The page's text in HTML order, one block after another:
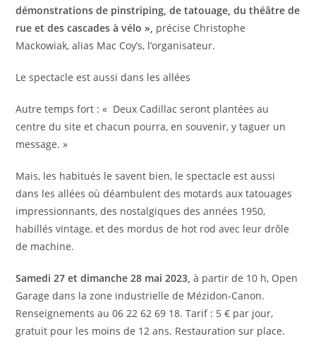
démonstrations de pinstriping, de tatouage, du théâtre de
rue et des cascades à vélo », précise Christophe
Mackowiak, alias Mac Coy’s, l’organisateur.
Le spectacle est aussi dans les allées
Autre temps fort : « Deux Cadillac seront plantées au
centre du site et chacun pourra, en souvenir, y taguer un
message. »
Mais, les habitués le savent bien, le spectacle est aussi
dans les allées où déambulent des motards aux tatouages
impressionnants, des nostalgiques des années 1950,
habillés vintage, et des mordus de hot rod avec leur drôle
de machine.
Samedi 27 et dimanche 28 mai 2023,à partir de 10 h, Open
Garage dans la zone industrielle de Mézidon-Canon.
Renseignements au 06 22 62 69 18. Tarif : 5 € par jour,
gratuit pour les moins de 12 ans. Restauration sur place.